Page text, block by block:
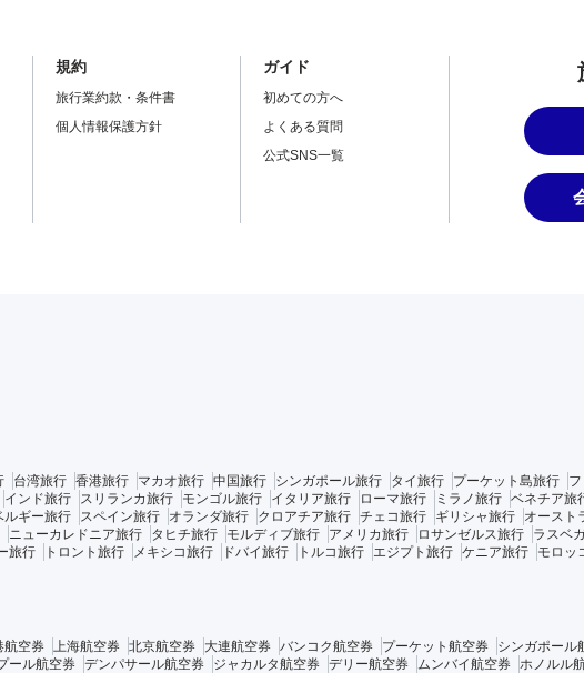
規約
旅行業約款・条件書
個人情報保護方針
ガイド
初めての方へ
よくある質問
公式SNS一覧
台湾旅行 香港旅行 マカオ旅行 中国旅行 シンガポール旅行 タイ旅行 プーケット島旅行
インド旅行
スリランカ旅行 モンゴル旅行 イタリア旅行 ローマ旅行 ミラノ旅行 ベネチア旅
ルギー旅行
スペイン旅行 オランダ旅行 クロアチア旅行 チェコ旅行 ギリシャ旅行 オースト
ニューカレドニア旅行
タヒチ旅行 モルディブ旅行 アメリカ旅行 ロサンゼルス旅行 ラスベ
旅行
トロント旅行 メキシコ旅行 ドバイ旅行 トルコ旅行 エジプト旅行 ケニア旅行 モロッ
航空券 上海航空券 北京航空券 大連航空券 バンコク航空券 プーケット航空券 シンガポール
ール航空券 デンパサール航空券 ジャカルタ航空券 デリー航空券 ムンバイ航空券 ホノルル